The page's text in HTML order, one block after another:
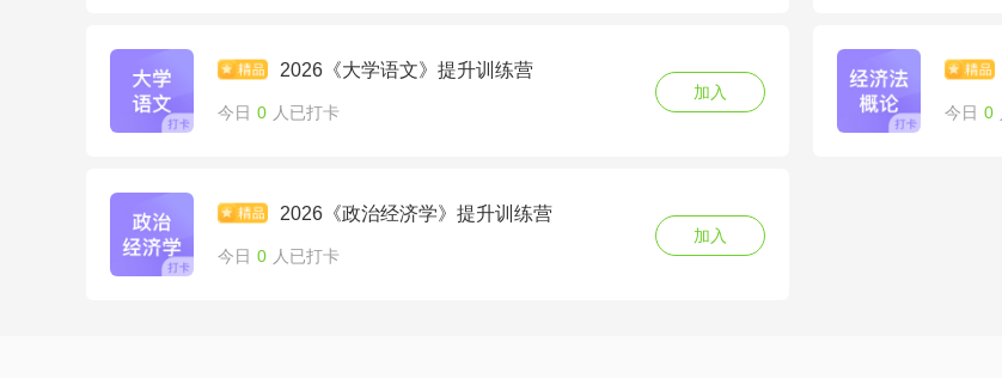
2026《大学语文》提升训练营
今日 0 人已打卡
加入
今日 0
2026《政治经济学》提升训练营
今日 0 人已打卡
加入